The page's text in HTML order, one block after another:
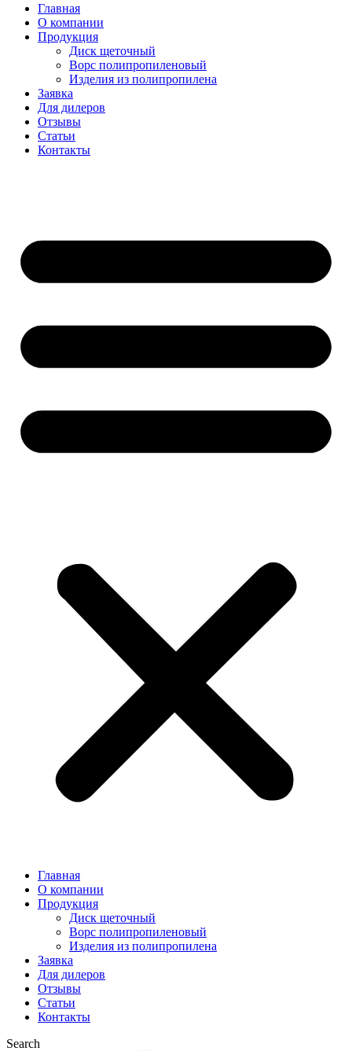
Главная
О компании
Продукция
Диск щеточный
Ворс полипропиленовый
Изделия из полипропилена
Заявка
Для дилеров
Отзывы
Статьи
Контакты
Главная
О компании
Продукция
Диск щеточный
Ворс полипропиленовый
Изделия из полипропилена
Заявка
Для дилеров
Отзывы
Статьи
Контакты
Search